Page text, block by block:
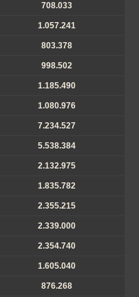
708.033
1.057.241
803.378
998.502
1.185.490
1.080.976
7.234.527
5.538.384
2.132.975
1.835.782
2.355.215
2.339.000
2.354.740
1.605.040
876.268